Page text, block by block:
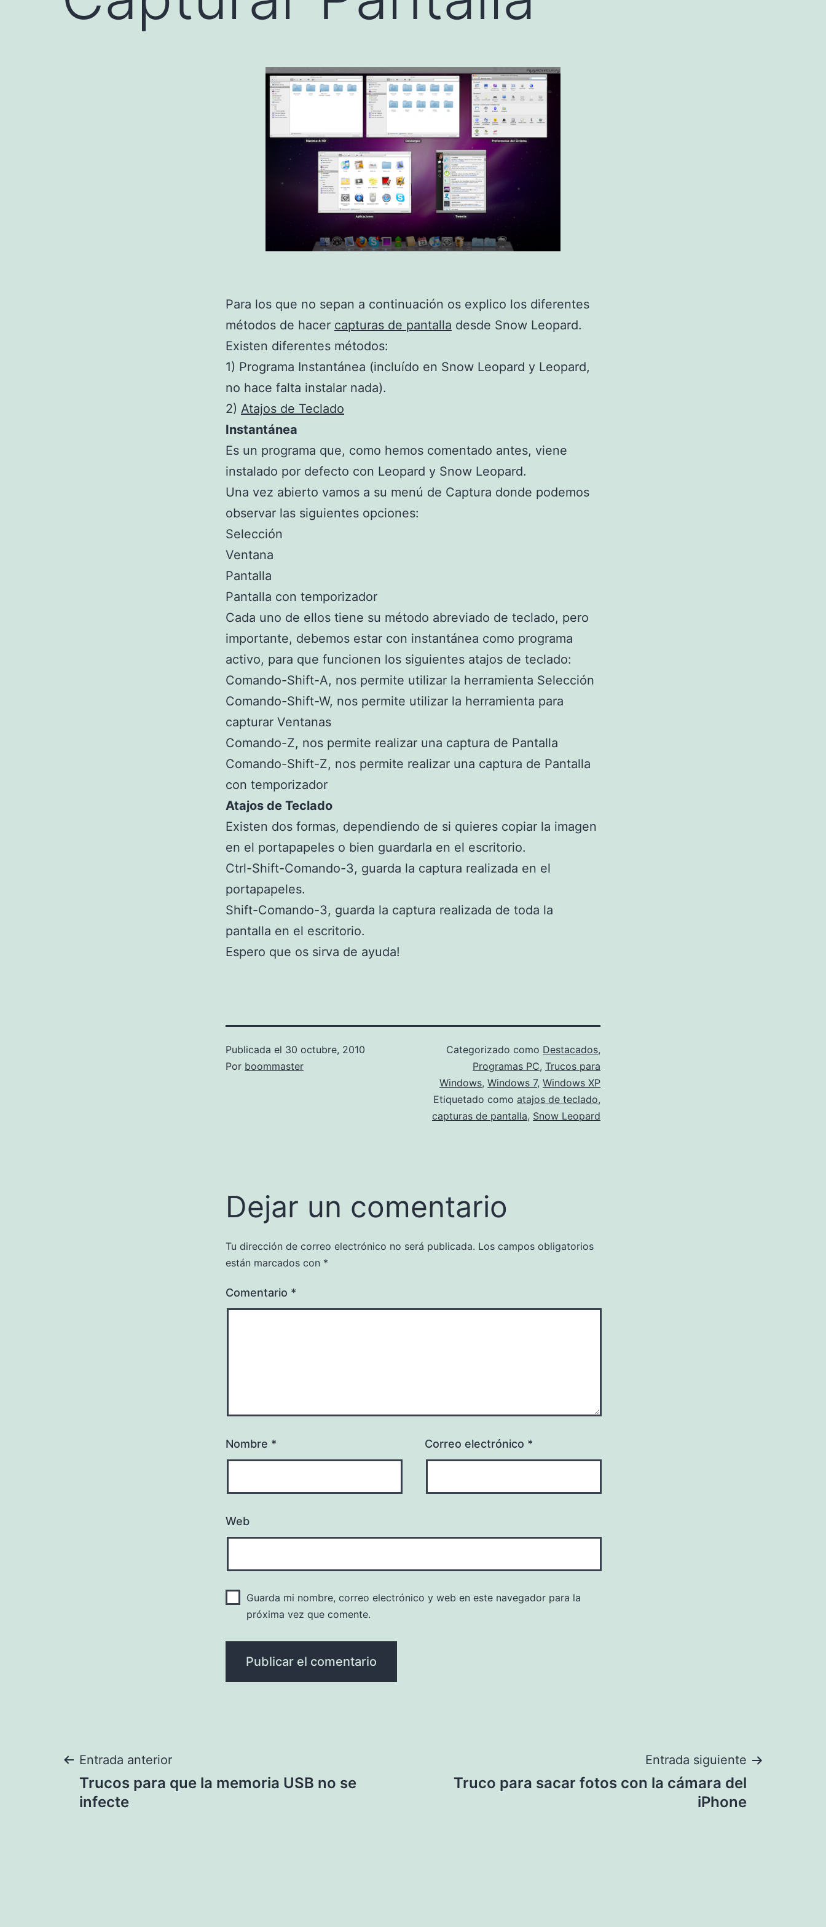
Para los que no sepan a continuación os explico los diferentes
métodos de hacer capturas de pantalla desde Snow Leopard.
Existen diferentes métodos:
1) Programa Instantánea (incluído en Snow Leopard y Leopard,
no hace falta instalar nada).
2) Atajos de Teclado
Instantánea
Es un programa que, como hemos comentado antes, viene
instalado por defecto con Leopard y Snow Leopard.
Una vez abierto vamos a su menú de Captura donde podemos
observar las siguientes opciones:
Selección
Ventana
Pantalla
Pantalla con temporizador
Cada uno de ellos tiene su método abreviado de teclado, pero
importante, debemos estar con instantánea como programa
activo, para que funcionen los siguientes atajos de teclado:
Comando-Shift-A, nos permite utilizar la herramienta Selección
Comando-Shift-W, nos permite utilizar la herramienta para
capturar Ventanas
Comando-Z, nos permite realizar una captura de Pantalla
Comando-Shift-Z, nos permite realizar una captura de Pantalla
con temporizador
Atajos de Teclado
Existen dos formas, dependiendo de si quieres copiar la imagen
en el portapapeles o bien guardarla en el escritorio.
Ctrl-Shift-Comando-3, guarda la captura realizada en el
portapapeles.
Shift-Comando-3, guarda la captura realizada de toda la
pantalla en el escritorio.
Espero que os sirva de ayuda!
Publicada el 30 octubre, 2010
Por boommaster
Categorizado como Destacados,
Programas PC, Trucos para
Windows, Windows 7, Windows XP
Etiquetado como atajos de teclado,
capturas de pantalla, Snow Leopard
Dejar un comentario
Tu dirección de correo electrónico no será publicada. Los campos obligatorios
están marcados con *
Comentario *
Nombre * Correo electrónico *
Web
Guarda mi nombre, correo electrónico y web en este navegador para la
próxima vez que comente.
Navegación
de
Entrada anterior
Trucos para que la memoria USB no se
infecte
Entrada siguiente
Truco para sacar fotos con la cámara del
iPhone